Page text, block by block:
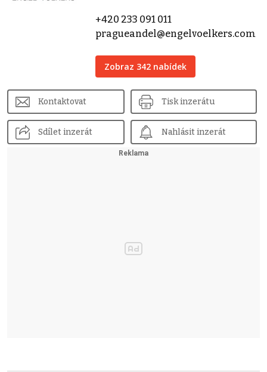
+420 233 091 011
pragueandel@engelvoelkers.com
Zobraz 342 nabídek
Kontaktovat Tisk inzerátu
Sdílet inzerát Nahlásit inzerát